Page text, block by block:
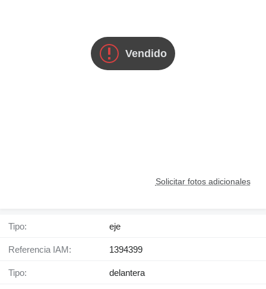
Vendido
Solicitar fotos adicionales
Tipo: eje
Referencia IAM: 1394399
Tipo: delantera